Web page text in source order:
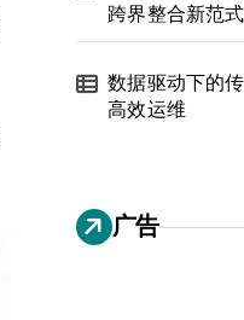
跨界整合新范式
数据驱动下的
高效运维
广告